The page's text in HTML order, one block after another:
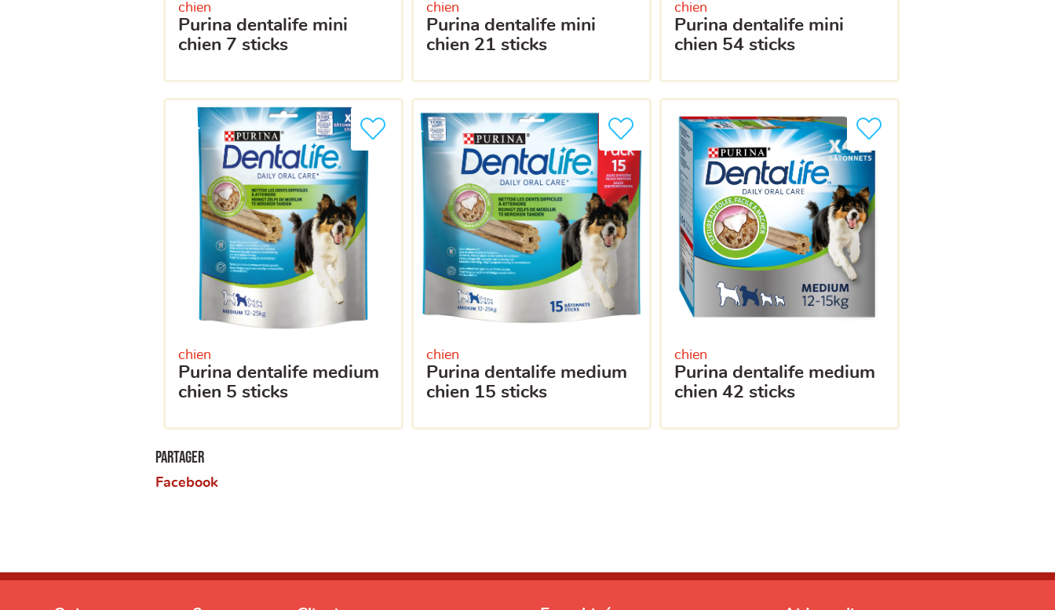
chien
purina dentalife mini
chien 7 sticks
chien
purina dentalife mini
chien 21 sticks
chien
purina dentalife mini
chien 54 sticks
chien
purina dentalife medium
chien 5 sticks
chien
purina dentalife medium
chien 15 sticks
chien
purina dentalife medium
chien 42 sticks
Partager
Facebook